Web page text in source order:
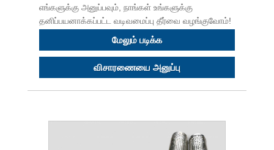
எங்களுக்கு அனுப்பவும், நாங்கள் உங்களுக்கு
தனிப்பயனாக்கப்பட்ட வடிவமைப்பு தீர்வை வழங்குவோம்!
மேலும் படிக்க
விசாரணையை அனுப்பு